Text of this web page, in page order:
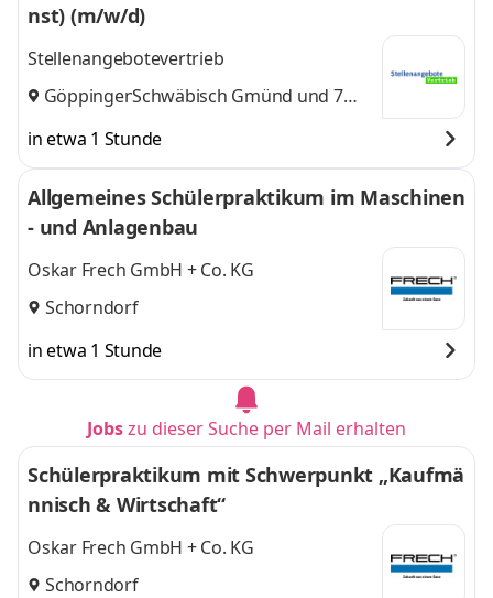
nst) (m/w/d)
Stellenangebotevertrieb
Göppingen,
Schwäbisch Gmünd und 7
in etwa 1 Stunde
Allgemeines Schülerpraktikum im Maschinen
- und Anlagenbau
Oskar Frech GmbH + Co. KG
Schorndorf
in etwa 1 Stunde
Jobszu dieser Suche per Mail erhalten
Schülerpraktikum mit Schwerpunkt „Kaufmä
nnisch & Wirtschaft“
Oskar Frech GmbH + Co. KG
Schorndorf